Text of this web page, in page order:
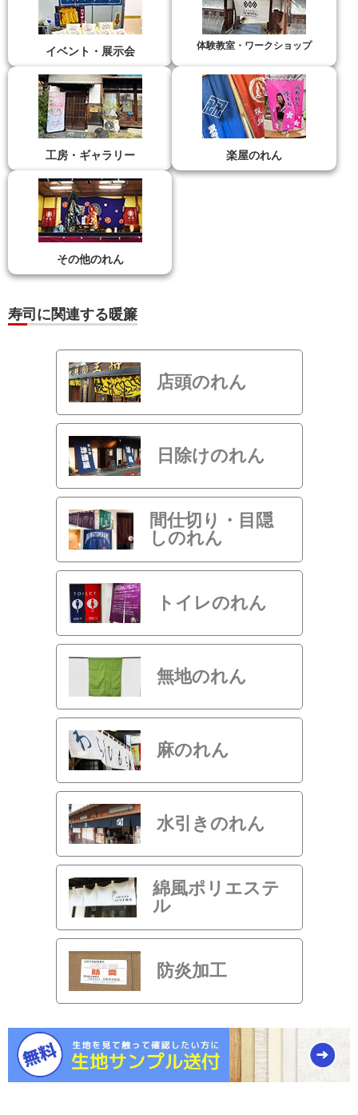
イベント・展示会 体験教室・ワークショップ
工房・ギャラリー 楽屋のれん
その他のれん
寿司に関連する暖簾
店頭のれん
日除けのれん
間仕切り・目隠
しのれん
トイレのれん
無地のれん
麻のれん
水引きのれん
綿風ポリエステ
ル
防炎加工